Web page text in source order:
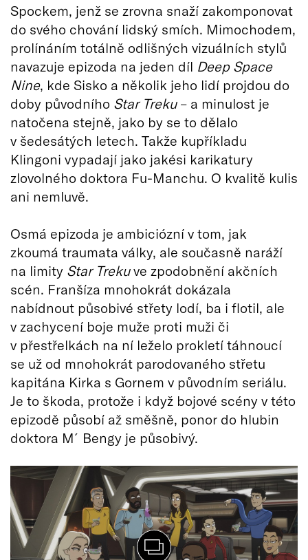
Spockem, jenž se zrovna snaží zakomponovat
do svého chování lidský smích. Mimochodem,
prolínáním totálně odlišných vizuálních stylů
navazuje epizoda na jeden díl Deep Space
Nine, kde Sisko a několik jeho lidí projdou do
doby původního Star Treku– a minulost je
natočena stejně, jako by se to dělalo
v šedesátých letech. Takže kupříkladu
Klingoni vypadají jako jakési karikatury
zlovolného doktora Fu-Manchu. O kvalitě kulis
ani nemluvě.
Osmá epizoda je ambiciózní v tom, jak
zkoumá traumata války, ale současně naráží
na limity Star Trekuve zpodobnění akčních
scén. Franšíza mnohokrát dokázala
nabídnout působivé střety lodí, ba i flotil, ale
v zachycení boje muže proti muži či
v přestřelkách na ní leželo prokletí táhnoucí
se už od mnohokrát parodovaného střetu
kapitána Kirka s Gornem v původním seriálu.
Je to škoda, protože i když bojové scény v této
epizodě působí až směšně, ponor do hlubin
doktora M´Bengy je působivý.